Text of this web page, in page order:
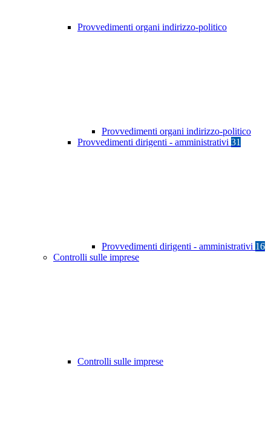
Provvedimenti organi indirizzo-politico
Provvedimenti organi indirizzo-politico
Provvedimenti dirigenti - amministrativi 31
Provvedimenti dirigenti - amministrativi 16
Controlli sulle imprese
Controlli sulle imprese